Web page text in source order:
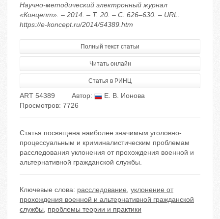
Научно-методический электронный журнал
«Концепт». – 2014. – Т. 20. – С. 626–630. – URL:
https://e-koncept.ru/2014/54389.htm
Полный текст статьи
Читать онлайн
Статья в РИНЦ
ART 54389 Автор:
Е. В. Ионова
Просмотров: 7726
Статья посвящена наиболее значимым уголовно-
процессуальным и криминалистическим проблемам
расследования уклонения от прохождения военной и
альтернативной гражданской службы.
Ключевые слова: расследование, уклонение от
прохождения военной и альтернативной гражданской
службы, проблемы теории и практики